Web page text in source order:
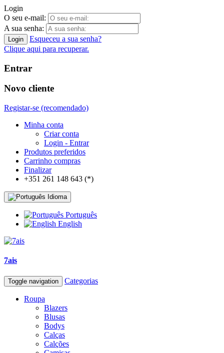
Login
O seu e-mail:
A sua senha:
Esqueceu a sua senha?
Clique aqui para recuperar.
Entrar
Novo cliente
Registar-se (recomendado)
Minha conta
Criar conta
Login - Entrar
Produtos preferidos
Carrinho compras
Finalizar
+351 261 148 643 (*)
Idioma
Português
English
7ais
Toggle navigation Categorias
Roupa
Blazers
Blusas
Bodys
Calças
Calções